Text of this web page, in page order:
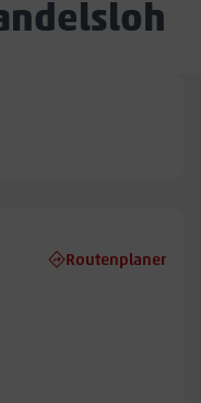
Routenplaner